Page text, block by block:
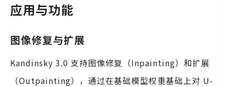
应用与功能
图像修复与扩展
Kandinsky 3.0 支持图像修复（Inpainting）和扩展
（Outpainting），通过在基础模型权重基础上对 U-